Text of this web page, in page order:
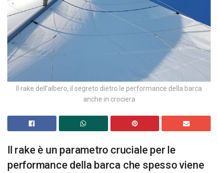
Il rake dell’albero, il segreto dietro le performance della barca
anche in crociera
Il rake è un parametro cruciale per le
performance della barca che spesso viene